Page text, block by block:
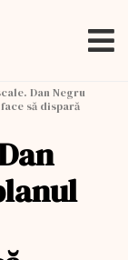
Dan Negru
să dispară